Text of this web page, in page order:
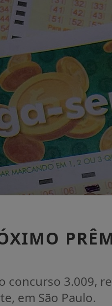
concurso 3.009,
em São Paulo.